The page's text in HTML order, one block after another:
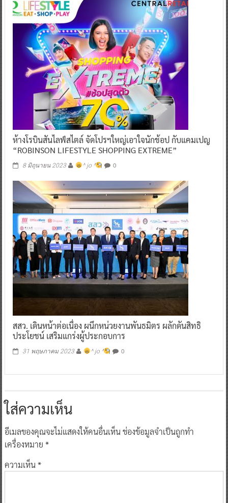
ห้างโรบินสันไลฟ์สไตล์ จัดโปรฯใหญ่เอาใจนักช้อป กับแคมเปญ
“ROBINSON LIFESTYLE SHOPPING EXTREME”
8 มิถุนายน 2023 ^ jo ^ 0
สสว. เดินหน้าต่อเนื่อง ผนึกหน่วยงานพันธมิตร ผลักดันสิทธิ
ประโยชน์ เสริมแกร่งผู้ประกอบการ
31 พฤษภาคม 2023 ^ jo ^ 0
ใส่ความเห็น
อีเมลของคุณจะไม่แสดงให้คนอื่นเห็นช่องข้อมูลจำเป็นถูกทำ
เครื่องหมาย *
ความเห็น*